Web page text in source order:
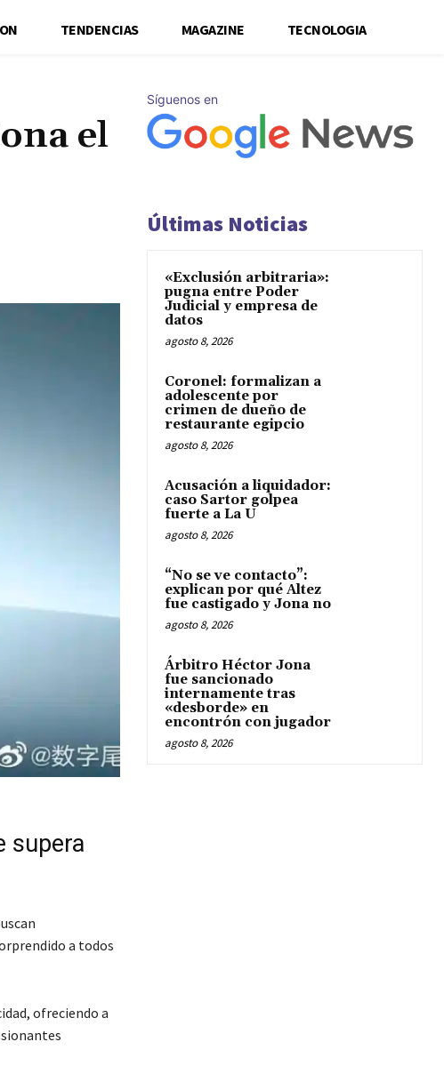
TENDENCIAS MAGAZINE TECNOLOGIA
el
supera
a todos
ofreciendo a
Síguenos en
Últimas Noticias
«Exclusión arbitraria»:
pugna entre Poder
Judicial y empresa de
datos
agosto 8, 2026
Coronel: formalizan a
adolescente por
crimen de dueño de
restaurante egipcio
agosto 8, 2026
Acusación a liquidador:
caso Sartor golpea
fuerte a La U
agosto 8, 2026
“No se ve contacto”:
explican por qué Altez
fue castigado y Jona no
agosto 8, 2026
Árbitro Héctor Jona
fue sancionado
internamente tras
«desborde» en
encontrón con jugador
agosto 8, 2026